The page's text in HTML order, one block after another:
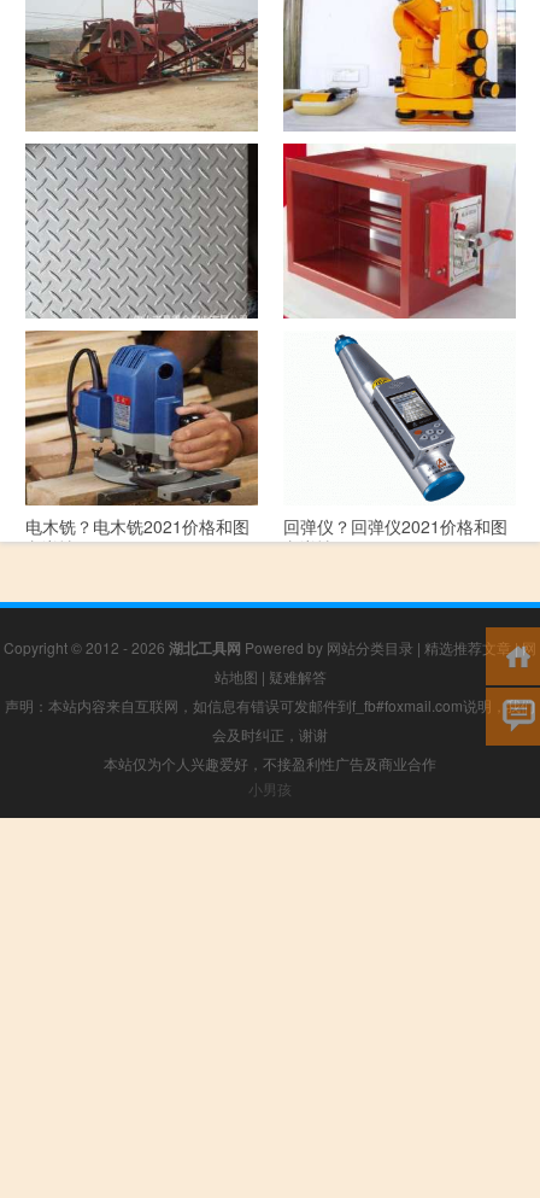
洗沙机？洗沙机2021价格和图
文详情
经纬仪？经纬仪2021价格和图
文详情
花纹板？花纹板2021价格和图
文详情
排烟阀？排烟阀2021价格和图
电木铣？电木铣2021价格和图
文详情
回弹仪？回弹仪2021价格和图
文详情
Copyright © 2012 - 2026 湖北工具网 Powered by 网站分类目录 | 精选推荐文章|网
站地图 | 疑难解答
声明：本站内容来自互联网，如信息有错误可发邮件到f_fb#foxmail.com说明，我们
会及时纠正，谢谢
本站仅为个人兴趣爱好，不接盈利性广告及商业合作
小男孩